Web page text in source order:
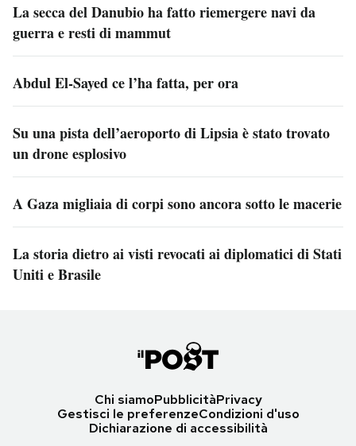
La secca del Danubio ha fatto riemergere navi da
guerra e resti di mammut
Abdul El-Sayed ce l’ha fatta, per ora
Su una pista dell’aeroporto di Lipsia è stato trovato
un drone esplosivo
A Gaza migliaia di corpi sono ancora sotto le macerie
La storia dietro ai visti revocati ai diplomatici di Stati
Uniti e Brasile
Chi siamoPubblicitàPrivacy
Gestisci le preferenzeCondizioni d'uso
Dichiarazione di accessibilità